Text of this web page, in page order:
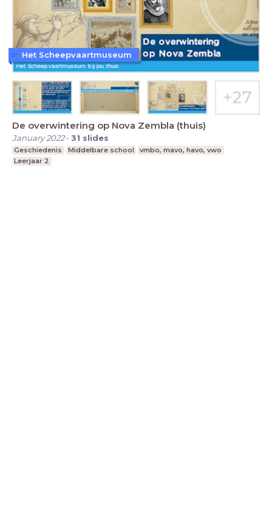
De overwintering op Nova Zembla (thuis)
January 2022-31 slides
Geschiedenis Middelbare school
vmbo, mavo, havo, vwo
Leerjaar 2
Het Scheepvaartmuseum